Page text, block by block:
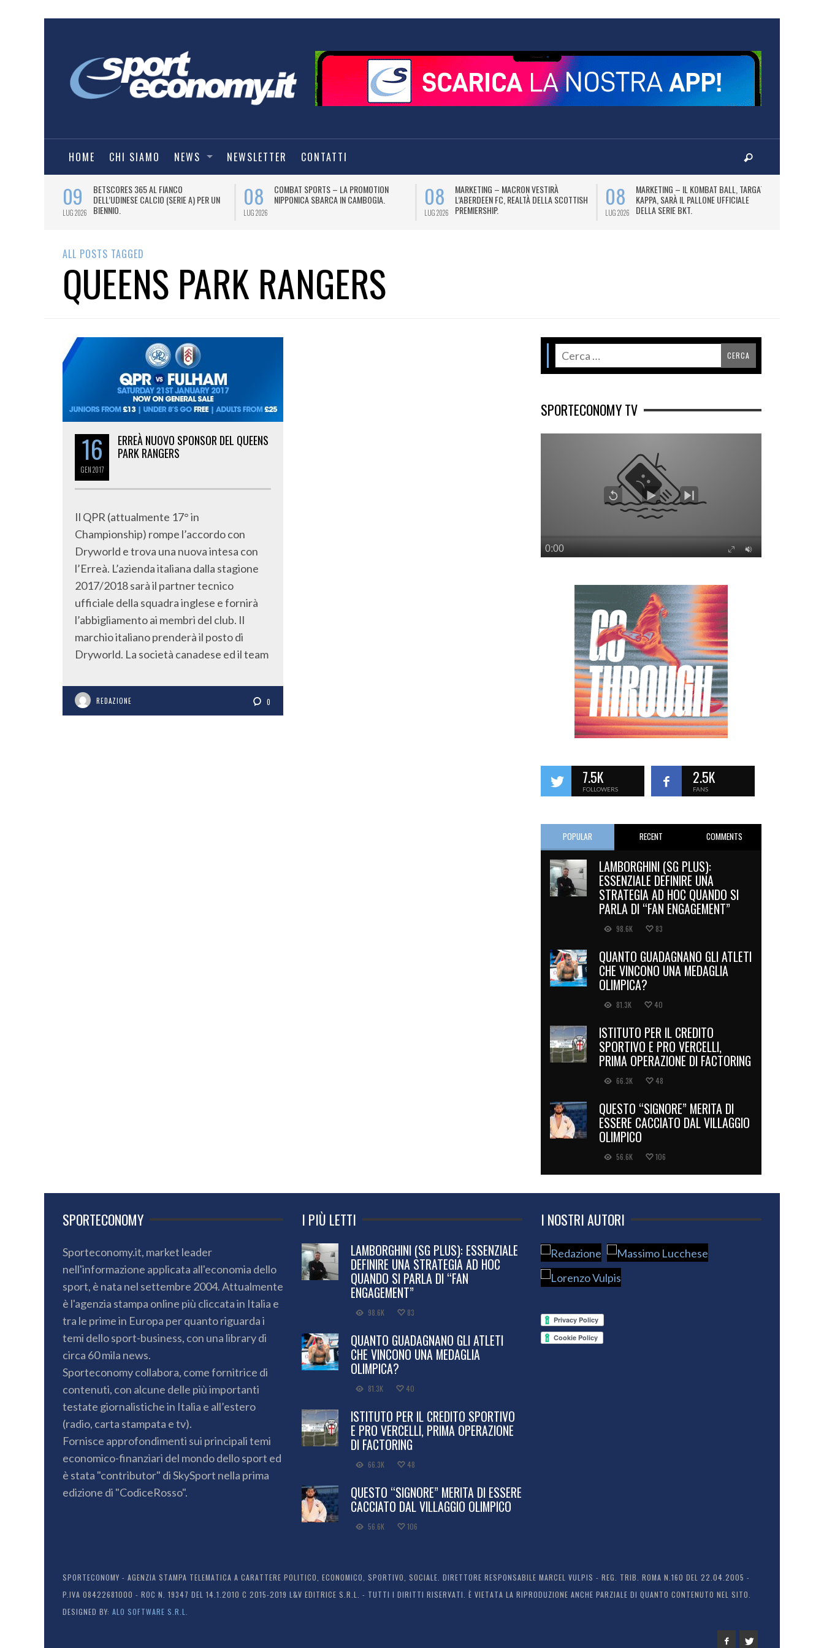
HOME CHI SIAMO NEWS NEWSLETTER CONTATTI
09
LUG 2026
BETSCORES 365 AL FIANCO
DELL’UDINESE CALCIO (SERIE A) PER UN
BIENNIO.
08
LUG 2026
COMBAT SPORTS – LA PROMOTION
NIPPONICA SBARCA IN CAMBOGIA.
08
LUG 2026
MARKETING – MACRON VESTIRÀ
L’ABERDEEN FC, REALTÀ DELLA SCOTTISH
PREMIERSHIP.
08
LUG 2026
MARKETING – IL KOMBAT BALL, TARGATO
KAPPA, SARÀ IL PALLONE UFFICIALE
DELLA SERIE BKT.
ALL POSTS TAGGED
QUEENS PARK RANGERS
16
GEN2017
ERREÀ NUOVO SPONSOR DEL QUEENS
PARK RANGERS
Il QPR (attualmente 17° in
Championship) rompe l’accordo con
Dryworld e trova una nuova intesa con
l’Erreà. L’azienda italiana dalla stagione
2017/2018 sarà il partner tecnico
ufficiale della squadra inglese e fornirà
l’abbigliamento ai membri del club. Il
marchio italiano prenderà il posto di
Dryworld. La società canadese ed il team
REDAZIONE 0
SPORTECONOMY TV
7.5K
FOLLOWERS
2.5K
FANS
POPULAR RECENT COMMENTS
LAMBORGHINI (SG PLUS):
ESSENZIALE DEFINIRE UNA
STRATEGIA AD HOC QUANDO SI
PARLA DI “FAN ENGAGEMENT”
98.6K 83
QUANTO GUADAGNANO GLI ATLETI
CHE VINCONO UNA MEDAGLIA
OLIMPICA?
81.3K 40
ISTITUTO PER IL CREDITO
SPORTIVO E PRO VERCELLI,
PRIMA OPERAZIONE DI FACTORING
66.3K 48
QUESTO “SIGNORE” MERITA DI
ESSERE CACCIATO DAL VILLAGGIO
OLIMPICO
56.6K 106
SPORTECONOMY
Sporteconomy.it, market leader
nell'informazione applicata all'economia dello
sport, è nata nel settembre 2004. Attualmente
è l'agenzia stampa online più cliccata in Italia e
tra le prime in Europa per quanto riguarda i
temi dello sport-business, con una library di
circa 60 mila news.
Sporteconomy collabora, come fornitrice di
contenuti, con alcune delle più importanti
testate giornalistiche in Italia e all’estero
(radio, carta stampata e tv).
Fornisce approfondimenti sui principali temi
economico-finanziari del mondo dello sport ed
è stata "contributor" di SkySport nella prima
edizione di "CodiceRosso".
I PIÙ LETTI
LAMBORGHINI (SG PLUS): ESSENZIALE
DEFINIRE UNA STRATEGIA AD HOC
QUANDO SI PARLA DI “FAN
ENGAGEMENT”
98.6K 83
QUANTO GUADAGNANO GLI ATLETI
CHE VINCONO UNA MEDAGLIA
OLIMPICA?
81.3K 40
ISTITUTO PER IL CREDITO SPORTIVO
E PRO VERCELLI, PRIMA OPERAZIONE
DI FACTORING
66.3K 48
QUESTO “SIGNORE” MERITA DI ESSERE
CACCIATO DAL VILLAGGIO OLIMPICO
56.6K 106
I NOSTRI AUTORI
SPORTECONOMY - AGENZIA STAMPA TELEMATICA A CARATTERE POLITICO, ECONOMICO, SPORTIVO, SOCIALE. DIRETTORE RESPONSABILE MARCEL VULPIS - REG. TRIB. ROMA N.160 DEL 22.04.2005 -
P.IVA 08422681000 - ROC N. 19347 DEL 14.1.2010 C 2015-2019 L&V EDITRICE S.R.L. - TUTTI I DIRITTI RISERVATI. È VIETATA LA RIPRODUZIONE ANCHE PARZIALE DI QUANTO CONTENUTO NEL SITO.
DESIGNED BY: ALO SOFTWARE S.R.L.